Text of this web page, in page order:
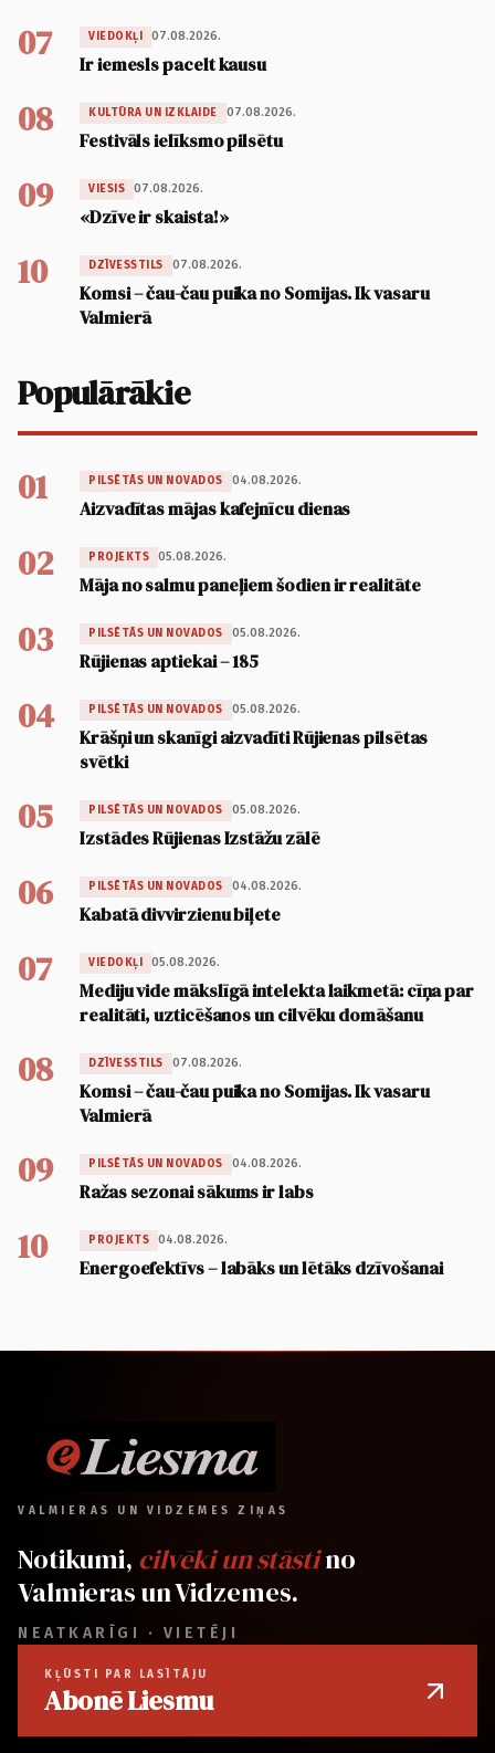
07 VIEDOKĻI 07.08.2026.
Ir iemesls pacelt kausu
08 KULTŪRA UN IZKLAIDE 07.08.2026.
Festivāls ielīksmo pilsētu
09 VIESIS 07.08.2026.
«Dzīve ir skaista!»
10 DZĪVESSTILS 07.08.2026.
Komsi – čau-čau puika no Somijas. Ik vasaru
Valmierā
Populārākie
01 PILSĒTĀS UN NOVADOS 04.08.2026.
Aizvadītas mājas kafejnīcu dienas
02 PROJEKTS 05.08.2026.
Māja no salmu paneļiem šodien ir realitāte
03 PILSĒTĀS UN NOVADOS 05.08.2026.
Rūjienas aptiekai – 185
04 PILSĒTĀS UN NOVADOS 05.08.2026.
Krāšņi un skanīgi aizvadīti Rūjienas pilsētas
svētki
05 PILSĒTĀS UN NOVADOS 05.08.2026.
Izstādes Rūjienas Izstāžu zālē
06 PILSĒTĀS UN NOVADOS 04.08.2026.
Kabatā divvirzienu biļete
07 VIEDOKĻI 05.08.2026.
Mediju vide mākslīgā intelekta laikmetā: cīņa par
realitāti, uzticēšanos un cilvēku domāšanu
08 DZĪVESSTILS 07.08.2026.
Komsi – čau-čau puika no Somijas. Ik vasaru
Valmierā
09 PILSĒTĀS UN NOVADOS 04.08.2026.
Ražas sezonai sākums ir labs
10 PROJEKTS 04.08.2026.
Energoefektīvs – labāks un lētāks dzīvošanai
VALMIERAS UN VIDZEMES ZIŅAS
Notikumi, cilvēki un stāstino
Valmieras un Vidzemes.
NEATKARĪGI · VIETĒJI
KĻŪSTI PAR LASĪTĀJU
Abonē Liesmu